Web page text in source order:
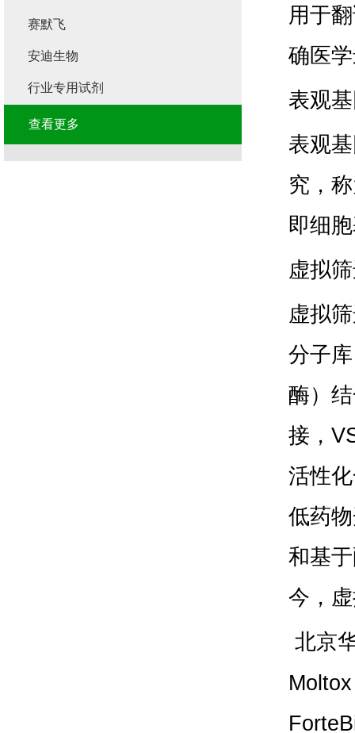
用于
确医
表观
表观
究，
即细
虚拟
虚拟
分子
酶）
接，
活性
低药
和基
今，
北京
赛默飞
安迪生物
行业专用试剂
查看更多